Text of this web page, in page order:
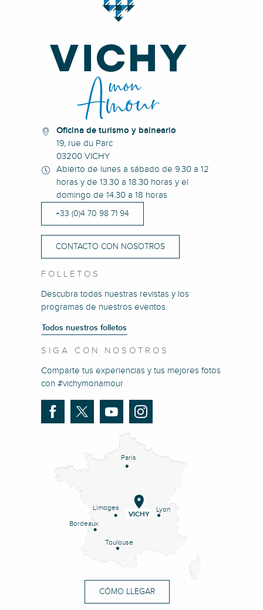
Oficina de turismo y balneario
19, rue du Parc
03200 VICHY
Abierto de lunes a sábado de 9.30 a 12
horas y de 13.30 a 18.30 horas y el
domingo de 14.30 a 18 horas
+33 (0)4 70 98 71 94
CONTACTO CON NOSOTROS
FOLLETOS
Descubra todas nuestras revistas y los
programas de nuestros eventos.
Todos nuestros folletos
SIGA CON NOSOTROS
Comparte tus experiencias y tus mejores fotos
con #vichymonamour
Paris
Lyon
Limoges
Bordeaux
Toulouse
VICHY
CÓMO LLEGAR